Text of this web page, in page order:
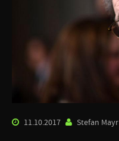
11.10.2017 Stefan Mayr